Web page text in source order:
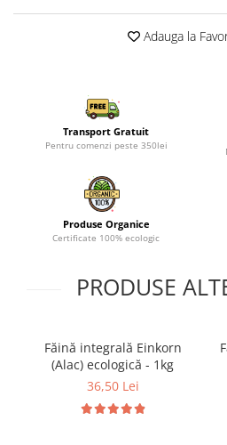
Adauga la
Transport Gratuit
Pentru comenzi peste 350lei
Produse Organice
Certificate 100% ecologic
PRODUSE
Făină integrală Einkorn
(Alac) ecologică - 1kg
36,50 Lei